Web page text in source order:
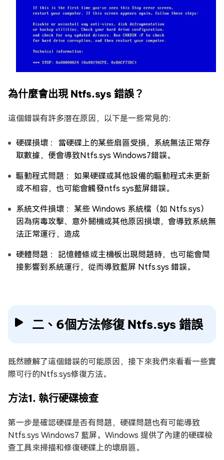
為什麼會出現 Ntfs.sys 錯誤？
這個錯誤有許多潛在原因，以下是一些常見的：
硬碟損壞 ：當硬碟上的某些扇區受損，系統無法正常存
取數據，便會導致Ntfs.sys Windows7錯誤。
驅動程式問題 ：如果硬碟或其他設備的驅動程式未更新
或不相容，也可能會觸發ntfs sys藍屏錯誤。
系統文件損壞 ：某些 Windows 系統檔（如 Ntfs.sys）
因為病毒攻擊、意外關機或其他原因損壞，會導致系統無
法正常運行，造成
硬體問題 ：記憶體條或主機板出現問題時，也可能會間
接影響到系統運行，從而導致藍屏 Ntfs.sys 錯誤。
二、6個方法修復 Ntfs.sys 錯誤
既然瞭解了這個錯誤的可能原因，接下來我們來看看一些實
際可行的Ntfs.sys修復方法。
方法1. 執行硬碟檢查
第一步是確認硬碟是否有問題，硬碟問題也有可能導致
Ntfs.sys Windows7 藍屏。Windows 提供了內建的硬碟檢
查工具來掃描和修復硬碟上的壞扇區。